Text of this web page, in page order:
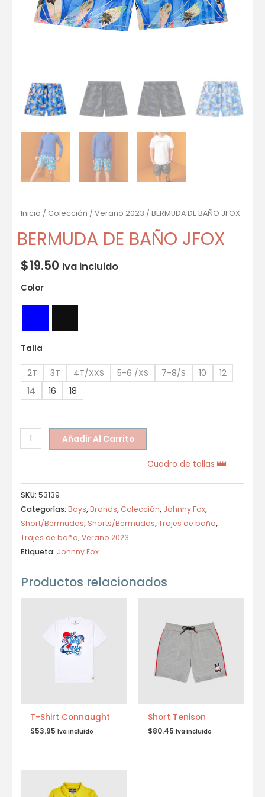
Inicio / Colección / Verano 2023 / BERMUDA DE BAÑO JFOX
BERMUDA DE BAÑO JFOX
$19.50 Iva incluido
Color
Talla
2T 3T 4T/XXS 5-6 /XS 7-8/S 10
12
14
16 18
Añadir Al Carrito
Cuadro de tallas
SKU: 53139
Categorías: Boys,Brands, Colección, Johnny Fox,
Short/Bermudas, Shorts/Bermudas,Trajes de baño,
Trajes de baño,Verano 2023
Etiqueta: Johnny Fox
Productos relacionados
T-Shirt Connaught
$53.95 Iva incluido
Short Tenison
$80.45 Iva incluido